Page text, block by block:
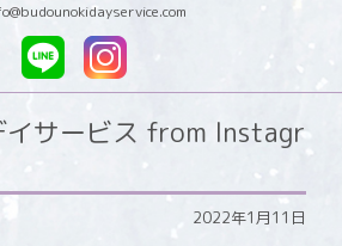
イサービス from Instagr
2022年1月11日